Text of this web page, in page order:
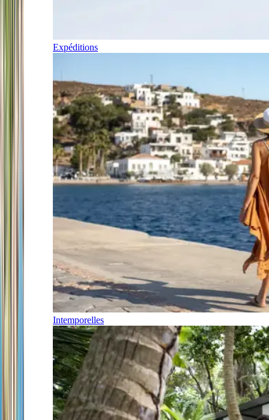
Expéditions
Intemporelles